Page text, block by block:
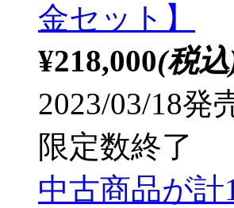
金セット】
¥218,000(税
2023/03/18発
限定数終了
中古商品が